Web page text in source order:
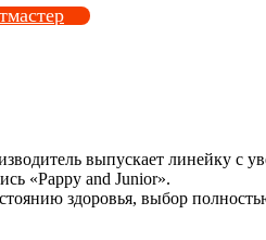
выпускает линейку с
«Pappy and Junior».
здоровья, выбор